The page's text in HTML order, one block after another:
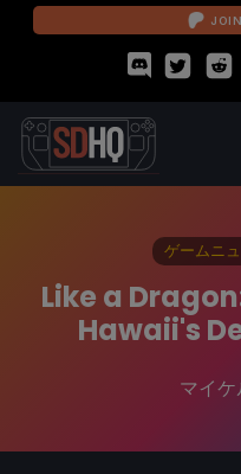
ゲームニ
Like a
Hawaii's
マイ